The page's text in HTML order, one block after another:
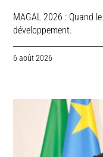
MAGAL 2026 : Quand
développement.
6 août 2026